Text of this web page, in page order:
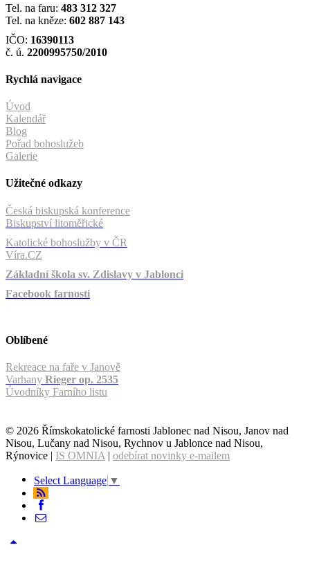
Tel. na faru: 483 312 327
Tel. na kněze: 602 887 143
IČO: 16390113
č. ú. 2200995750/2010
Rychlá navigace
Úvod
Kalendář
Blog
Pořad bohoslužeb
Galerie
Užitečné odkazy
Česká biskupská konference
Biskupství litoměřické
Katolické bohoslužby v ČR
Víra.CZ
Základní škola sv. Zdislavy v Jablonci
Facebook farnosti
Oblíbené
Rekreace na faře v Janově
Varhany Rieger op. 2535
Úvodníky Farního listu
© 2026 Římskokatolické farnosti Jablonec nad Nisou, Janov nad
Nisou, Lučany nad Nisou, Rychnov u Jablonce nad Nisou,
Rýnovice | IS OMNIA | odebírat novinky e-mailem
Select Language ▼